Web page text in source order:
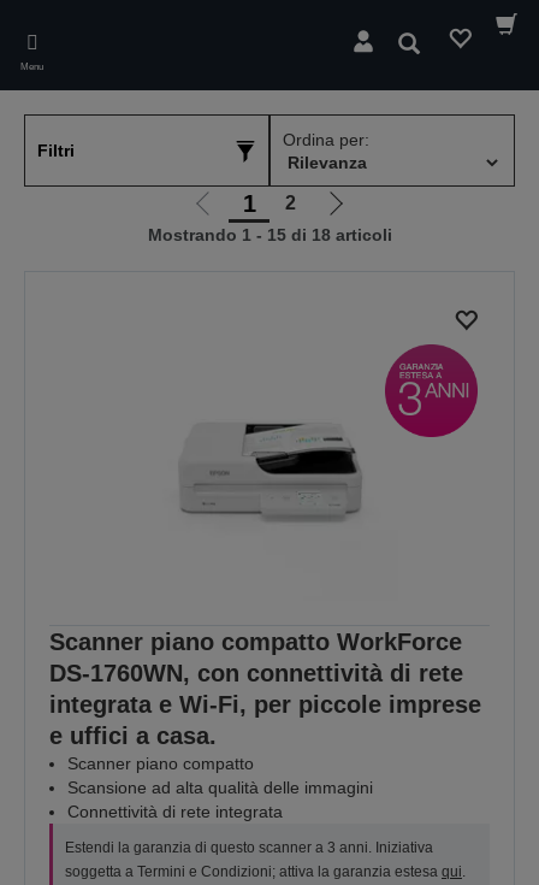
main
content
Menu
Cerca
Filtri
Ordina per:
Vai
alla
1 2
Vai
alla
Mostrando 1 - 15 di 18 articoli
Scanner piano compatto WorkForce
DS-1760WN, con connettività di rete
integrata e Wi-Fi, per piccole imprese
e uffici a casa.
Scanner piano compatto
Scansione ad alta qualità delle immagini
Connettività di rete integrata
Estendi la garanzia di questo scanner a 3 anni. Iniziativa
soggetta a Termini e Condizioni; attiva la garanzia estesa qui.